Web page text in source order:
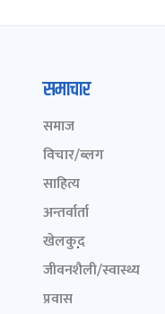
समाचार
समाज
विचार/ब्लग
साहित्य
अन्तर्वार्ता
खेलकुद़़
जीवनशैली/स्वास्थ्य
प्रवास